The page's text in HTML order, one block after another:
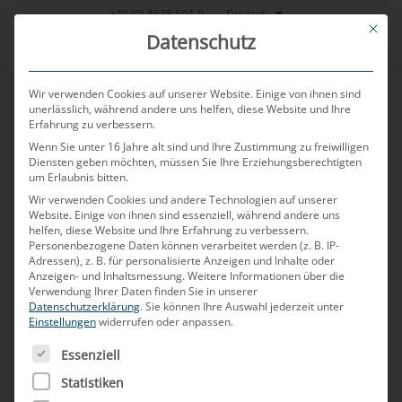
Zum
+49 (0) 8638 604-0 Deutsch
VERÖFFENTLICHT AM9. JANUAR 2025 VONHELMUT PRITZ
Backbone-Verbindungen
Was sind Backbone-Verbindungen?
sind zentrale Datenleitungen, die als
Hauptkommunikationsverbindungen innerhalb
This
Datenschutz
Wir verwenden Cookies auf unserer Website. Einige von ihnen sind
unerlässlich, während andere uns helfen, diese Website und Ihre
Erfahrung zu verbessern.
Wenn Sie unter 16 Jahre alt sind und Ihre Zustimmung zu freiwilligen
Diensten geben möchten, müssen Sie Ihre Erziehungsberechtigten
um Erlaubnis bitten.
Wir verwenden Cookies und andere Technologien auf unserer
Website. Einige von ihnen sind essenziell, während andere uns
helfen, diese Website und Ihre Erfahrung zu verbessern.
Personenbezogene Daten können verarbeitet werden (z. B. IP-
Adressen), z. B. für personalisierte Anzeigen und Inhalte oder
Anzeigen- und Inhaltsmessung.Weitere Informationen über die
Verwendung Ihrer Daten finden Sie in unserer
Datenschutzerklärung.Sie können Ihre Auswahl jederzeit unter
Einstellungenwiderrufen oder anpassen.
ES FOLGT EINE LISTE DER SERVICE-GRUPPEN, FÜR
Essenziell
Statistiken